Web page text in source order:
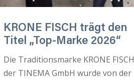
KRONE FISCH trägt den
Titel „Top-Marke 2026“
Die Traditionsmarke KRONE FISCH
der TINEMA GmbH wurde von der